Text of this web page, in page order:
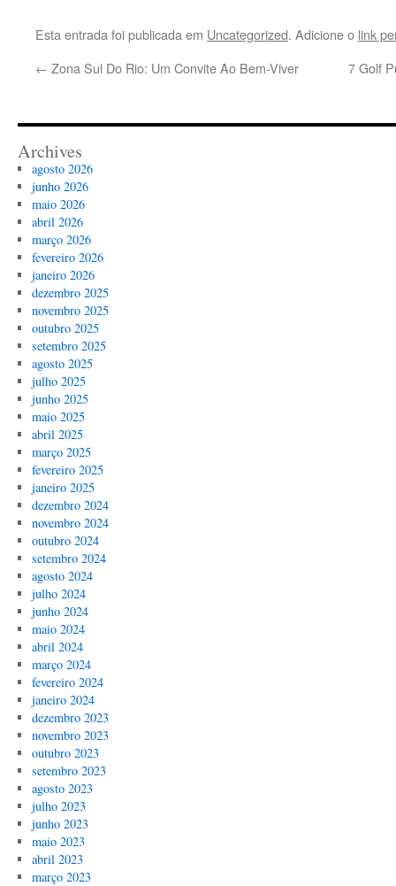
Esta entrada foi publicada em Uncategorized. Adicione o link
← Zona Sul Do Rio: Um Convite Ao Bem-Viver 7 Golf
Archives
agosto 2026
junho 2026
maio 2026
abril 2026
março 2026
fevereiro 2026
janeiro 2026
dezembro 2025
novembro 2025
outubro 2025
setembro 2025
agosto 2025
julho 2025
junho 2025
maio 2025
abril 2025
março 2025
fevereiro 2025
janeiro 2025
dezembro 2024
novembro 2024
outubro 2024
setembro 2024
agosto 2024
julho 2024
junho 2024
maio 2024
abril 2024
março 2024
fevereiro 2024
janeiro 2024
dezembro 2023
novembro 2023
outubro 2023
setembro 2023
agosto 2023
julho 2023
junho 2023
maio 2023
abril 2023
março 2023